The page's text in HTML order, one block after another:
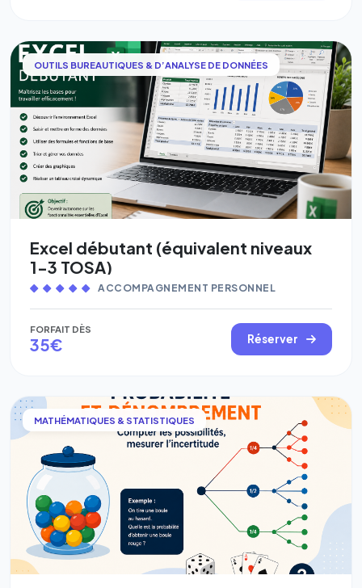
OUTILS BUREAUTIQUES & D’ANALYSE DE DONNÉES
Excel débutant (équivalent niveaux
1-3 TOSA)
ACCOMPAGNEMENT PERSONNEL
FORFAIT DÈS
35€ Réserver
MATHÉMATIQUES & STATISTIQUES